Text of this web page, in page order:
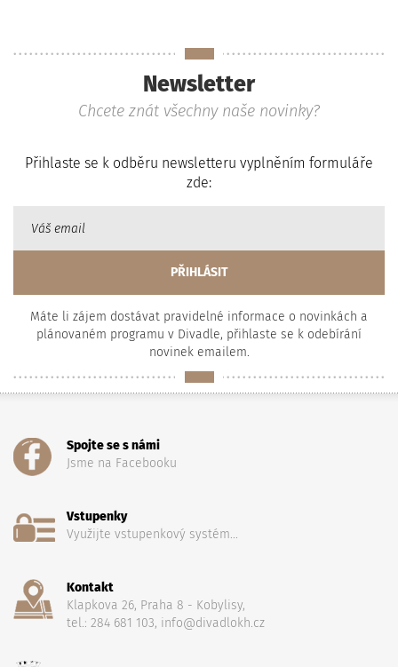
Newsletter
Chcete znát všechny naše novinky?
Přihlaste se k odběru newsletteru vyplněním formuláře
zde:
Máte li zájem dostávat pravidelné informace o novinkách a
plánovaném programu v Divadle, přihlaste se k odebírání
novinek emailem.
Spojte se s námi
Jsme na Facebooku
Vstupenky
Využijte vstupenkový systém...
Kontakt
Klapkova 26, Praha 8 - Kobylisy,
tel.: 284 681 103, info@divadlokh.cz